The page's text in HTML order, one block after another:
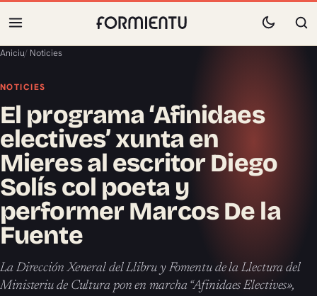
Aniciu/ Noticies
NOTICIES
El programa ‘Afinidaes
electives’ xunta en
Mieres al escritor Diego
Solís col poeta y
performer Marcos De la
Fuente
La Dirección Xeneral del Llibru y Fomentu de la Llectura del
Ministeriu de Cultura pon en marcha “Afinidaes Electives»,